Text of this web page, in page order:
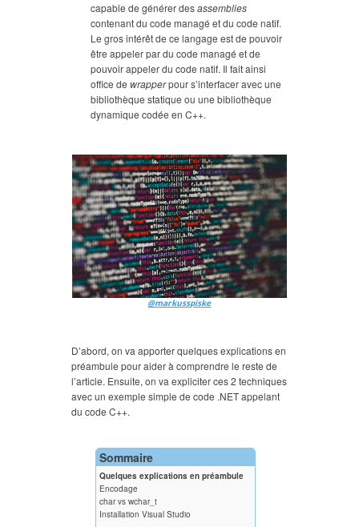
capable de générer desassemblies
contenant du code managé et du code natif.
Le gros intérêt de ce langage est de pouvoir
être appeler par du code managé et de
pouvoir appeler du code natif. Il fait ainsi
office de wrapperpour s’interfacer avec une
bibliothèque statique ou une bibliothèque
dynamique codée en C++.
@markusspiske
D’abord, on va apporter quelques explications en
préambule pour aider à comprendre le reste de
l’article. Ensuite, on va expliciter ces 2 techniques
avec un exemple simple de code .NET appelant
du code C++.
Sommaire
Quelques explications en préambule
Encodage
char vs wchar_t
Installation Visual Studio